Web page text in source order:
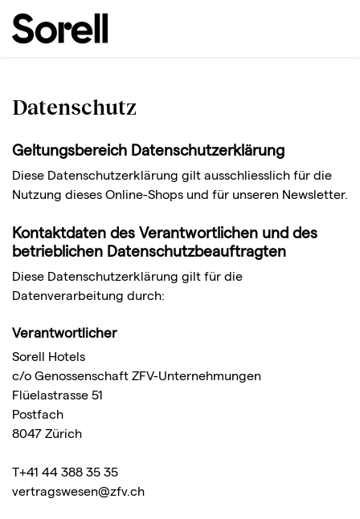
Datenschutz
Geltungsbereich Datenschutzerklärung
Diese Datenschutzerklärung gilt ausschliesslich für die
Nutzung dieses Online-Shops und für unseren Newsletter.
Kontaktdaten des Verantwortlichen und des
betrieblichen Datenschutzbeauftragten
Diese Datenschutzerklärung gilt für die
Datenverarbeitung durch:
Verantwortlicher
Sorell Hotels
c/o Genossenschaft ZFV-Unternehmungen
Flüelastrasse 51
Postfach
8047 Zürich
T+41 44 388 35 35
vertragswesen@zfv.ch